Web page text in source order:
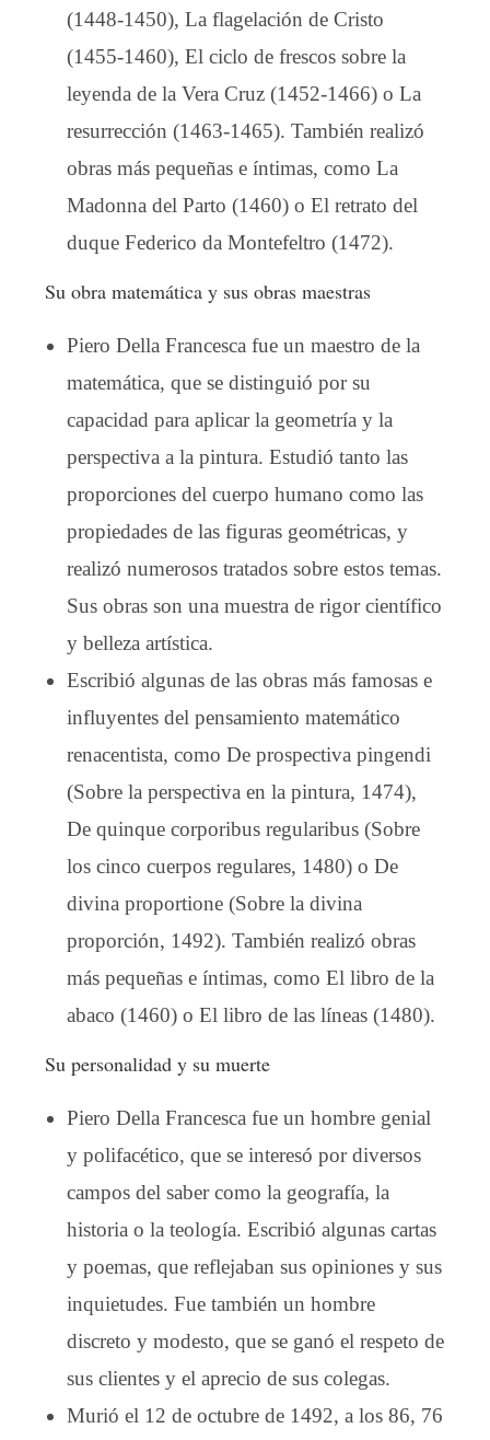
(1448-1450), La flagelación de Cristo
(1455-1460), El ciclo de frescos sobre la
leyenda de la Vera Cruz (1452-1466) o La
resurrección (1463-1465). También realizó
obras más pequeñas e íntimas, como La
Madonna del Parto (1460) o El retrato del
duque Federico da Montefeltro (1472).
Su obra matemática y sus obras maestras
Piero Della Francesca fue un maestro de la
matemática, que se distinguió por su
capacidad para aplicar la geometría y la
perspectiva a la pintura. Estudió tanto las
proporciones del cuerpo humano como las
propiedades de las figuras geométricas, y
realizó numerosos tratados sobre estos temas.
Sus obras son una muestra de rigor científico
y belleza artística.
Escribió algunas de las obras más famosas e
influyentes del pensamiento matemático
renacentista, como De prospectiva pingendi
(Sobre la perspectiva en la pintura, 1474),
De quinque corporibus regularibus (Sobre
los cinco cuerpos regulares, 1480) o De
divina proportione (Sobre la divina
proporción, 1492). También realizó obras
más pequeñas e íntimas, como El libro de la
abaco (1460) o El libro de las líneas (1480).
Su personalidad y su muerte
Piero Della Francesca fue un hombre genial
y polifacético, que se interesó por diversos
campos del saber como la geografía, la
historia o la teología. Escribió algunas cartas
y poemas, que reflejaban sus opiniones y sus
inquietudes. Fue también un hombre
discreto y modesto, que se ganó el respeto de
sus clientes y el aprecio de sus colegas.
Murió el 12 de octubre de 1492, a los 86, 76